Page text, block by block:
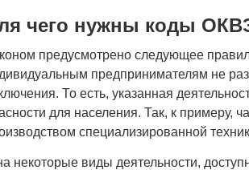
чего нужны коды
предусмотрено следующее
предпринимателям не
То есть, указанная
для населения. Так, к примеру,
специализированной
некоторые виды деятельности,